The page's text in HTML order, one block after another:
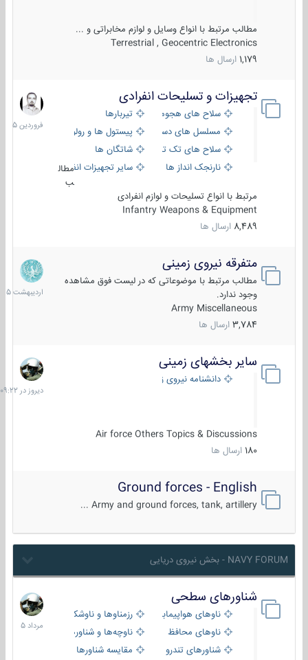
مطالب مرتبط با انواع وسایل و لوازم مخابراتی و ...
Terrestrial , Geocentric Electronics
1,179 ارسال ها
تجهیزات و تسلیحات انفرادی
سلاح های هجومی
تیربارها
مسلسل های دستی
پیستول ها و رولورها
سلاح های تک تیر اندازیشاتگان ها
نارنجک انداز ها
سایر تجهیزات انفرادی
مطال
ب
مرتبط با انواع تسلیحات و لوازم انفرادی
Infantry Weapons & Equipment
8,489 ارسال ها
17
فروردین
1405
متفرقه نیروی زمینی
مطالب مرتبط با موضوعاتی که در لیست فوق مشاهده
وجود ندارد.
Army Miscellaneous
3,784 ارسال ها
27
1405
سایر بخشهای زمینی
دانشنامه نیروی زمینی
Air force Others Topics & Discussions
180 ارسال ها
دیروز
در
09:22
Ground forces - English
Army and ground forces, tank, artillery ...
NAVY FORUM - بخش نیروی دریایی
شناورهای سطحی
ناوهای هواپیمابر و بالگرد بررزمناوها و ناوشکن‌ها
ناوهای محافظ
ناوچه‌ها و شناورهای گشتی
شناورهای تندرو
مقایسه شناورها
2
مرداد
1405